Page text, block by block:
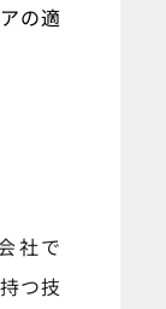
の適
社で
つ技